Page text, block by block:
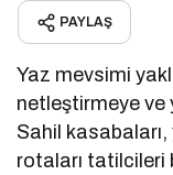
PAYLAŞ
Yaz mevsimi
netleştirmeye ve
Sahil
rotaları tatilcileri